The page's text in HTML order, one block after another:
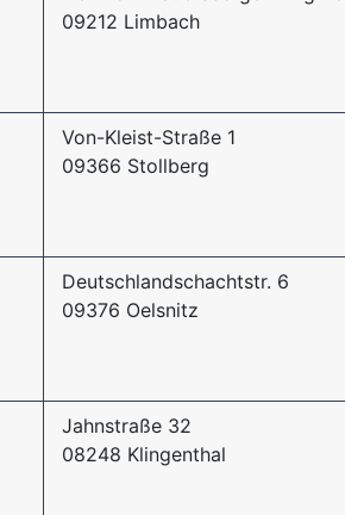
09212 Limbach
Von-Kleist-Straße 1
09366 Stollberg
Deutschlandschachtstr. 6
09376 Oelsnitz
Jahnstraße 32
08248 Klingenthal